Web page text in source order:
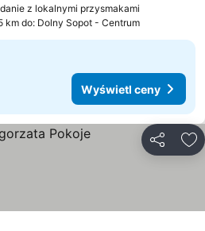
z lokalnymi przysmakami
km do: Dolny Sopot - Centrum
Wyświetl ceny